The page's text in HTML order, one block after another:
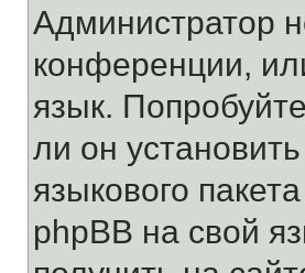
Администратор
конференции,
язык.
ли он
языкового
phpBB на свой